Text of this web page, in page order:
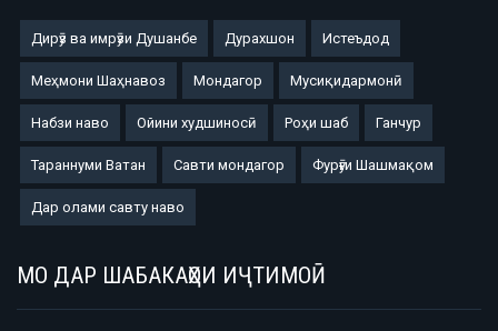
Дирӯз ва имрӯзи Душанбе Дурахшон Истеъдод
Меҳмони Шаҳнавоз Мондагор Мусиқидармонӣ
Набзи наво Ойини худшиносӣ Роҳи шаб Ганчур
Тараннуми Ватан Савти мондагор Фурӯғи Шашмақом
Дар олами савту наво
МО ДАР ШАБАКАҲОИ ИҶТИМОӢ